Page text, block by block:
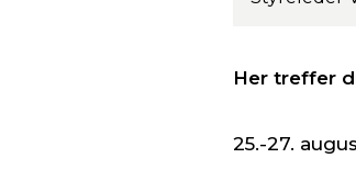
Her treffer
25.-27.